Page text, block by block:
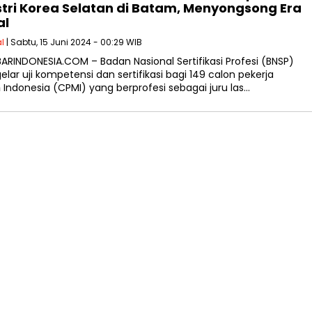
Korea Selatan di Batam, Menyongsong Era
| Sabtu, 15 Juni 2024 - 00:29 WIB
– Badan Nasional Sertifikasi Profesi (BNSP)
uji kompetensi dan sertifikasi bagi 149 calon pekerja
(CPMI) yang berprofesi sebagai juru las…